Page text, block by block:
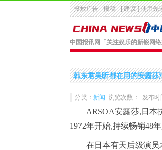
投放广告 投稿 [ 建议 ] 使用先
中国报讯网 「关注娱乐的新锐网络
韩东君吴昕都在用的安露
分类： 新闻 浏览次数： 发布
ARSOA安露莎,日本
1972年开始,持续畅销48
在日本有天后级演